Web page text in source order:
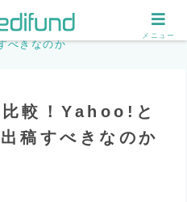
リスティング広告比較！
べきなのか
比較！Yahoo!と
稿すべきなのか
メニュー